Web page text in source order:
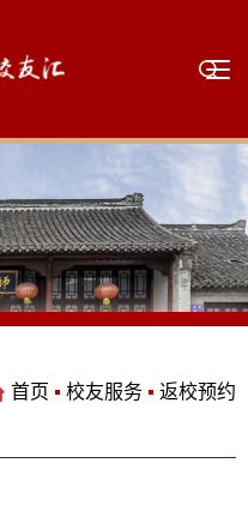
首页 校友服务 返校预约